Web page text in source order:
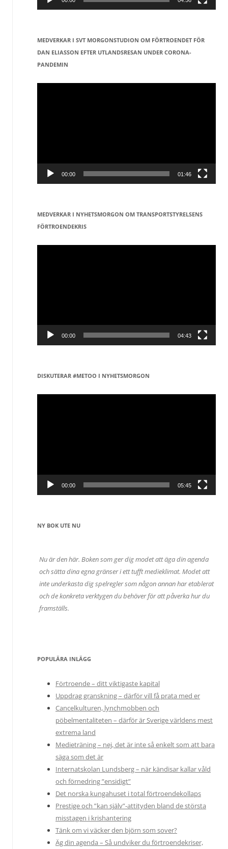
MEDVERKAR I SVT MORGONSTUDION OM FÖRTROENDET FÖR
DAN ELIASSON EFTER UTLANDSRESAN UNDER CORONA-
PANDEMIN
Videospelare
00:00 01:46
MEDVERKAR I NYHETSMORGON OM TRANSPORTSTYRELSENS
FÖRTROENDEKRIS
Videospelare
00:00 04:43
DISKUTERAR #METOO I NYHETSMORGON
Videospelare
00:00 05:45
NY BOK UTE NU
Nu är den här. Boken som ger dig modet att äga din agenda
och sätta dina egna gränser i ett tufft medieklimat. Modet att
inte underkasta dig spelregler som någon annan har etablerat
och de konkreta verktygen du behöver för att påverka hur du
framställs.
POPULÄRA INLÄGG
Förtroende – ditt viktigaste kapital
Uppdrag granskning – därför vill få prata med er
Cancelkulturen, lynchmobben och
pöbelmentaliteten – därför är Sverige världens mest
extrema land
Medieträning – nej, det är inte så enkelt som att bara
säga som det är
Internatskolan Lundsberg – när kändisar kallar våld
och förnedring ”ensidigt”
Det norska kungahuset i total förtroendekollaps
Prestige och ”kan själv”-attityden bland de största
misstagen i krishantering
Tänk om vi väcker den björn som sover?
Äg din agenda – Så undviker du förtroendekriser,